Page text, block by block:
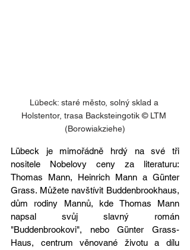
Lübeck: staré město, solný sklad a
Holstentor, trasa Backsteingotik © LTM
(Borowiakziehe)
Lübeck je mimořádně hrdý na své tři
nositele Nobelovy ceny za literaturu:
Thomas Mann, Heinrich Mann a Günter
Grass. Můžete navštívit Buddenbrookhaus,
dům rodiny Mannů, kde Thomas Mann
napsal svůj slavný román
"Buddenbrookovi", nebo Günter Grass-
Haus, centrum věnované životu a dílu